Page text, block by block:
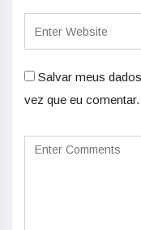
Salvar meus
vez que eu comentar.